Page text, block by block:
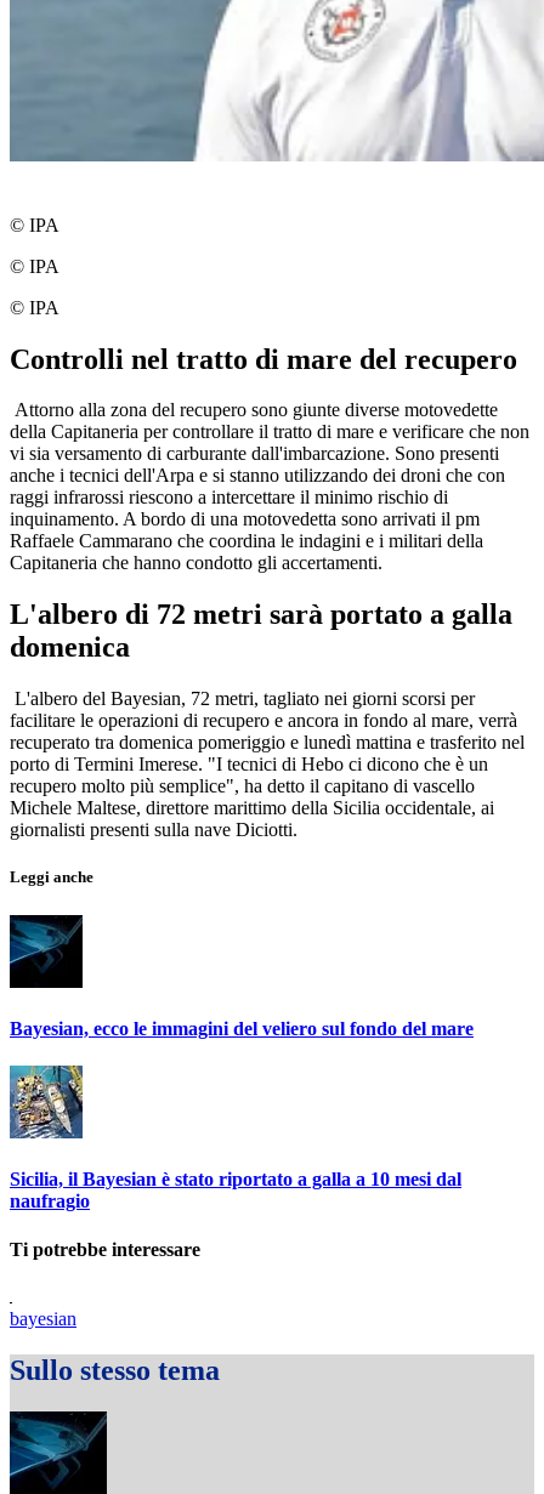
© IPA
© IPA
© IPA
Controlli nel tratto di mare del recupero
Attorno alla zona del recupero sono giunte diverse motovedette
della Capitaneria per controllare il tratto di mare e verificare che non
vi sia versamento di carburante dall'imbarcazione. Sono presenti
anche i tecnici dell'Arpa e si stanno utilizzando dei droni che con
raggi infrarossi riescono a intercettare il minimo rischio di
inquinamento. A bordo di una motovedetta sono arrivati il pm
Raffaele Cammarano che coordina le indagini e i militari della
Capitaneria che hanno condotto gli accertamenti.
L'albero di 72 metri sarà portato a galla
domenica
L'albero del Bayesian, 72 metri, tagliato nei giorni scorsi per
facilitare le operazioni di recupero e ancora in fondo al mare, verrà
recuperato tra domenica pomeriggio e lunedì mattina e trasferito nel
porto di Termini Imerese. "I tecnici di Hebo ci dicono che è un
recupero molto più semplice", ha detto il capitano di vascello
Michele Maltese, direttore marittimo della Sicilia occidentale, ai
giornalisti presenti sulla nave Diciotti.
Leggi anche
Bayesian, ecco le immagini del veliero sul fondo del mare
Sicilia, il Bayesian è stato riportato a galla a 10 mesi dal
naufragio
Ti potrebbe interessare
bayesian
Sullo stesso tema